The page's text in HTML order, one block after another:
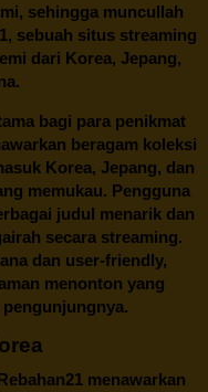
sehingga muncullah
, sebuah situs streaming
dari Korea, Jepang,
bagi para penikmat
beragam koleksi
Korea, Jepang, dan
memukau. Pengguna
judul menarik dan
secara streaming.
dan user-friendly,
menonton yang
menawarkan